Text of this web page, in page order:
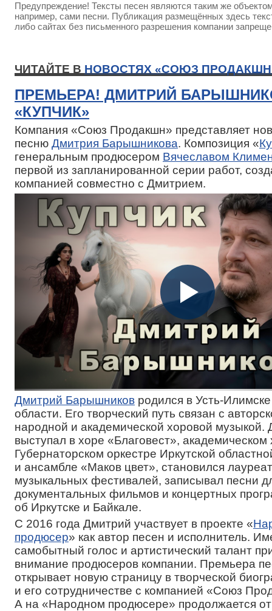
Предупреждение! Тексты песен являются таким же
например, сами песни. Публикация размещённых здесь
либо сайтах без письменного разрешения компании
ЧИТАЙТЕ В НОВОСТЯХ «СОЮЗ
ПРЕМЬЕРА! ДМИТРИЙ
«КУПЧИК»
Компания «Союз Продакшн» представляет
песню Дмитрия Барышникова. Композиция «
генеральным продюсером Вячеславом
первой из запланированной серии работ,
компанией совместно с Дмитрием.
Дмитрий Барышников родился в Усть-
области. Его творческий путь связан с
народной и академической хоровой музыкой.
выступал в хоре «Благовест», академическом
Губернаторском оркестре Иркутской
и ансамбле «Маков цвет», становился
музыкальных фестивалей, записывал песни
документальных фильмов и концертных
об Иркутске и Байкале.
С 2016 года Дмитрий участвует в проекте «
продюсер» как автор песен и исполнитель.
самобытный голос и артистический талант
внимание продюсеров компании. Премьера
открывает новую страницу в творческой
и его сотрудничестве с компанией «Союз
А на «Народном продюсере» продолжается